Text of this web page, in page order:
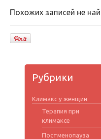
Похожих записей не
Рубрики
Климакс у женщин
Терапия при
климаксе
Постменопауза